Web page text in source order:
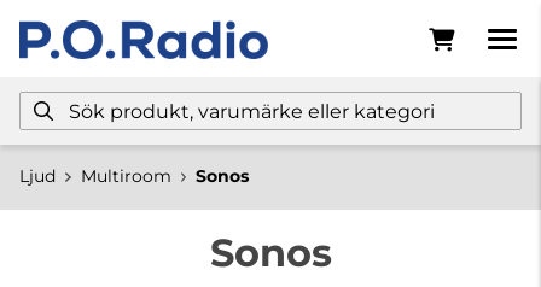
Ljud Multiroom Sonos
Sonos